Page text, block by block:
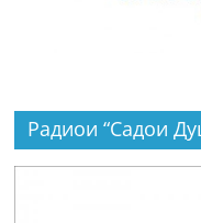
Радиои “Садои